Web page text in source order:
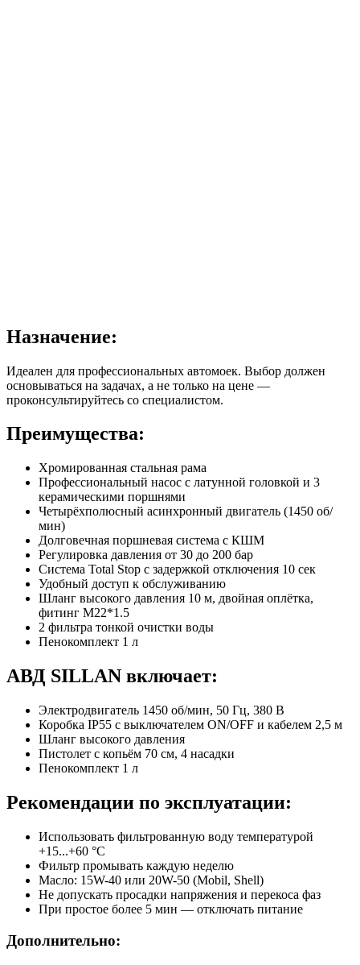
Назначение:
Идеален для профессиональных автомоек. Выбор должен
основываться на задачах, а не только на цене —
проконсультируйтесь со специалистом.
Преимущества:
Хромированная стальная рама
Профессиональный насос с латунной головкой и 3
керамическими поршнями
Четырёхполюсный асинхронный двигатель (1450 об/
мин)
Долговечная поршневая система с КШМ
Регулировка давления от 30 до 200 бар
Система Total Stop с задержкой отключения 10 сек
Удобный доступ к обслуживанию
Шланг высокого давления 10 м, двойная оплётка,
фитинг М22*1.5
2 фильтра тонкой очистки воды
Пенокомплект 1 л
АВД SILLAN включает:
Электродвигатель 1450 об/мин, 50 Гц, 380 В
Коробка IP55 с выключателем ON/OFF и кабелем 2,5 м
Шланг высокого давления
Пистолет с копьём 70 см, 4 насадки
Пенокомплект 1 л
Рекомендации по эксплуатации:
Использовать фильтрованную воду температурой
+15...+60 °C
Фильтр промывать каждую неделю
Масло: 15W-40 или 20W-50 (Mobil, Shell)
Не допускать просадки напряжения и перекоса фаз
При простое более 5 мин — отключать питание
Дополнительно: